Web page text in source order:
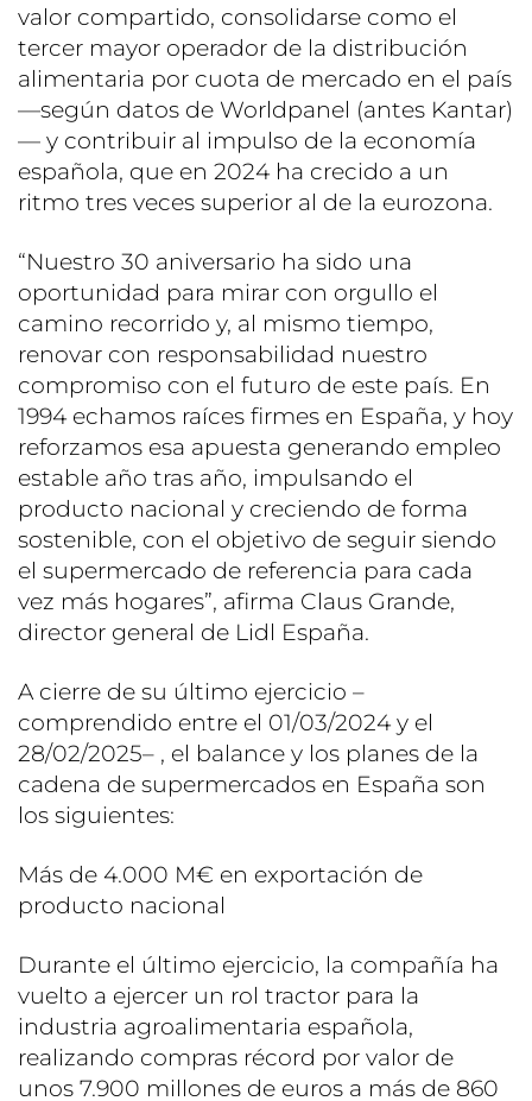
valor compartido, consolidarse como el
tercer mayor operador de la distribución
alimentaria por cuota de mercado en el país
—según datos de Worldpanel (antes Kantar)
— y contribuir al impulso de la economía
española, que en 2024 ha crecido a un
ritmo tres veces superior al de la eurozona.
“Nuestro 30 aniversario ha sido una
oportunidad para mirar con orgullo el
camino recorrido y, al mismo tiempo,
renovar con responsabilidad nuestro
compromiso con el futuro de este país. En
1994 echamos raíces firmes en España, y hoy
reforzamos esa apuesta generando empleo
estable año tras año, impulsando el
producto nacional y creciendo de forma
sostenible, con el objetivo de seguir siendo
el supermercado de referencia para cada
vez más hogares”, afirma Claus Grande,
director general de Lidl España.
A cierre de su último ejercicio –
comprendido entre el 01/03/2024 y el
28/02/2025– , el balance y los planes de la
cadena de supermercados en España son
los siguientes:
Más de 4.000 M€ en exportación de
producto nacional
Durante el último ejercicio, la compañía ha
vuelto a ejercer un rol tractor para la
industria agroalimentaria española,
realizando compras récord por valor de
unos 7.900 millones de euros a más de 860